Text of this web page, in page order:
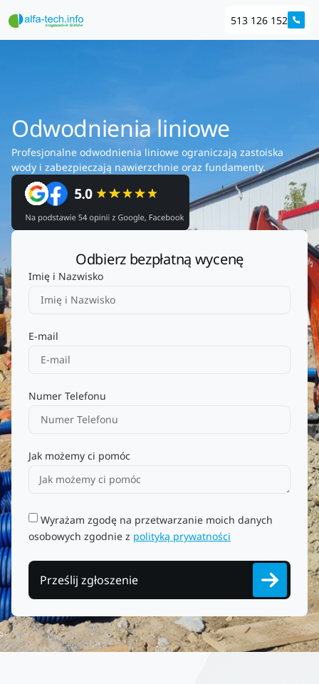
513 126 152
Odwodnienia liniowe
Profesjonalne odwodnienia liniowe ograniczają zastoiska
wody i zabezpieczają nawierzchnie oraz fundamenty.
Odbierz bezpłatną wycenę
Imię i Nazwisko
E-mail
Numer Telefonu
Jak możemy ci pomóc
Wyrażam zgodę na przetwarzanie moich danych
osobowych zgodnie z polityką prywatności
Prześlij zgłoszenie